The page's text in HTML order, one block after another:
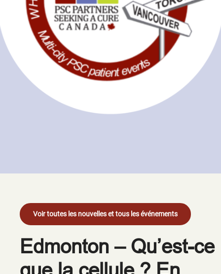
Voir toutes les nouvelles et tous les événements
Edmonton – Qu’est-ce